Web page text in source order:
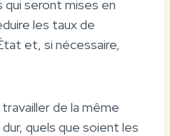
qui seront mises en
les taux de
et, si nécessaire,
de la même
quels que soient les